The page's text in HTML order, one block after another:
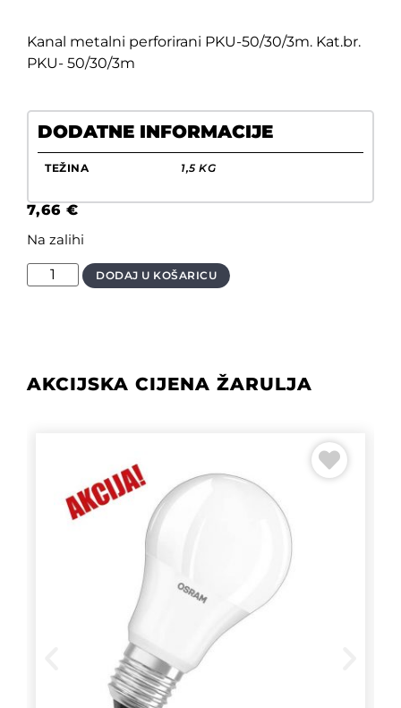
Kanal metalni perforirani PKU-50/30/3m. Kat.br.
PKU- 50/30/3m
DODATNE INFORMACIJE
TEŽINA 1,5 KG
7,66 €
Na zalihi
DODAJ U KOŠARICU
AKCIJSKA CIJENA ŽARULJA